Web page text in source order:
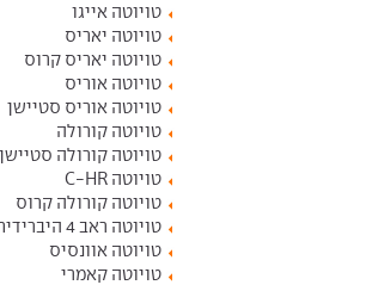
טויוטה אייגו
טויוטה יאריס
טויוטה יאריס קרוס
טויוטה אוריס
טויוטה אוריס סטיישן
טויוטה קורולה
טויוטה קורולה סטיישן
טויוטה C-HR
טויוטה קורולה קרוס
טויוטה ראב 4 היברידית
טויוטה אוונסיס
טויוטה קאמרי